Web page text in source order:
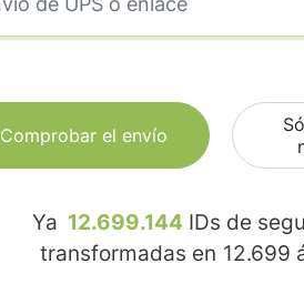
Comprobar el envío
Ya 12.699.144 IDs de
transformadas en 12.699